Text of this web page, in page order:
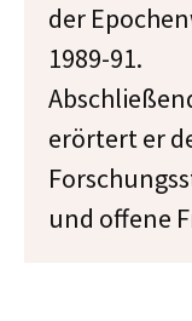
der
1989-91.
erörtert er
und offene